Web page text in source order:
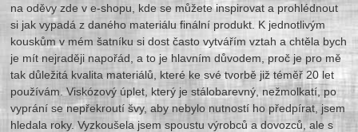
na oděvy zde v e-shopu, kde se můžete inspirovat a prohlédnout
si jak vypadá z daného materiálu finální produkt. K jednotlivým
kouskům v mém šatníku si dost často vytvářím vztah a chtěla bych
je mít nejraději napořád, a to je hlavním důvodem, proč je pro mě
tak důležitá kvalita materiálů, které ke své tvorbě již téměř 20 let
používám. Viskózový úplet, který je stálobarevný, nežmolkatí, po
vyprání se nepřekroutí švy, aby nebylo nutností ho předpírat, jsem
hledala roky. Vyzkoušela jsem spoustu výrobců a dovozců, ale s